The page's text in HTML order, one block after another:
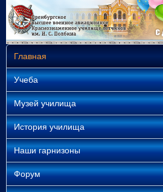
Главная
Учеба
Музей училища
История училища
Наши гарнизоны
Форум